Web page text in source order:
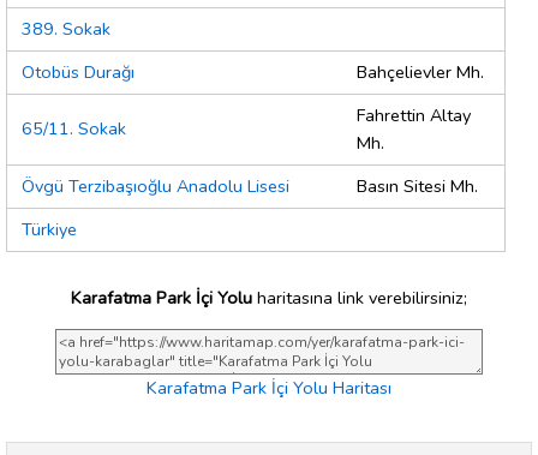
389. Sokak
Otobüs Durağı
Bahçelievler Mh.
65/11. Sokak
Fahrettin Altay
Mh.
Övgü Terzibaşıoğlu Anadolu Lisesi
Basın Sitesi Mh.
Türkiye
Karafatma Park İçi Yolu haritasına link verebilirsiniz;
Karafatma Park İçi Yolu Haritası